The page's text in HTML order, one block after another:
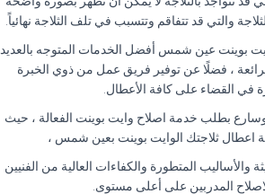
والتي قد تتفاقم وتتسبب في تلف الثلاجة نهائياً.
بوينت عين شمس أفضل الخدمات المتوجه بالعديد
، فضلًا عن توفير فريق عمل من ذوي الخبرة
في القضاء على كافة الأعطال.
بطلب خدمة اصلاح وايت بوينت الفعالة ، حيث
اعطال ثلاجتك الوايت بوينت بعين شمس ،
والأساليب المتطورة والكفاءات العالية من الفنيين
المدربين على أعلى مستوى.